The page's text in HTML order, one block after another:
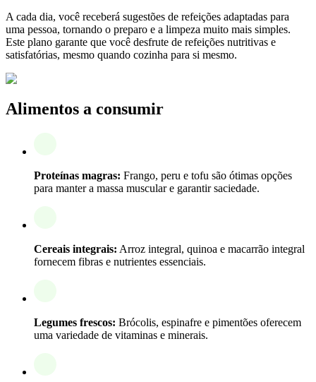
A cada dia, você receberá sugestões de refeições adaptadas para
uma pessoa, tornando o preparo e a limpeza muito mais simples.
Este plano garante que você desfrute de refeições nutritivas e
satisfatórias, mesmo quando cozinha para si mesmo.
Alimentos a consumir
Proteínas magras: Frango, peru e tofu são ótimas opções
para manter a massa muscular e garantir saciedade.
Cereais integrais: Arroz integral, quinoa e macarrão integral
fornecem fibras e nutrientes essenciais.
Legumes frescos: Brócolis, espinafre e pimentões oferecem
uma variedade de vitaminas e minerais.